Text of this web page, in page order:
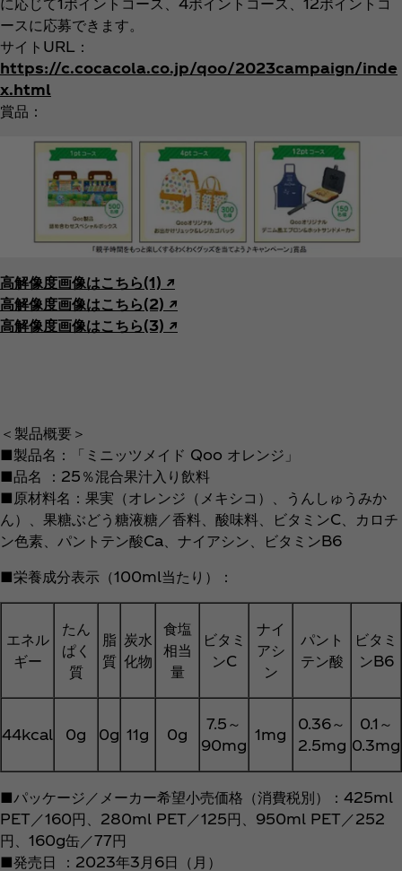
に応じて1ポイントコース、4ポイントコース、12ポイントコ
ースに応募できます。
サイトURL：
https://c.cocacola.co.jp/qoo/2023campaign/inde
x.html
賞品：
高解像度画像はこちら(1) ↗︎
高解像度画像はこちら(2) ↗︎
高解像度画像はこちら(3) ↗︎
＜製品概要＞
■製品名：「ミニッツメイド Qoo オレンジ」
■品名 ：25％混合果汁入り飲料
■原材料名：果実（オレンジ（メキシコ）、うんしゅうみか
ん）、果糖ぶどう糖液糖／香料、酸味料、ビタミンC、カロチ
ン色素、パントテン酸Ca、ナイアシン、ビタミンB6
■栄養成分表示（100ml当たり）：
エネル
ギー
たん
ぱく
質
脂
質
炭水
化物
食塩
相当
量
ビタミ
ンC
ナイ
アシ
ン
パント
テン酸
ビタミ
ンB6
44kcal 0g 0g 11g 0g
7.5～
90mg
1mg
0.36～
2.5mg
0.1～
0.3mg
■パッケージ／メーカー希望小売価格（消費税別）：425ml
PET／160円、280ml PET／125円、950ml PET／252
円、160g缶／77円
■発売日 ：2023年3月6日（月）